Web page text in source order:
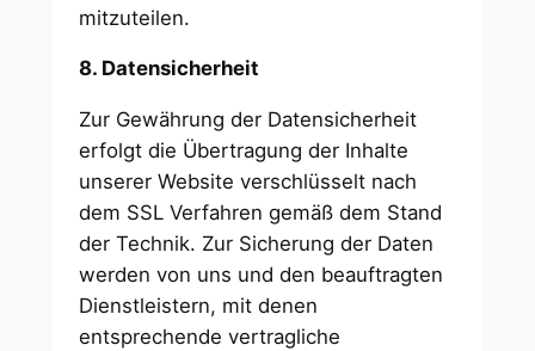
mitzuteilen.
8. Datensicherheit
Zur Gewährung der Datensicherheit
erfolgt die Übertragung der Inhalte
unserer Website verschlüsselt nach
dem SSL Verfahren gemäß dem Stand
der Technik. Zur Sicherung der Daten
werden von uns und den beauftragten
Dienstleistern, mit denen
entsprechende vertragliche